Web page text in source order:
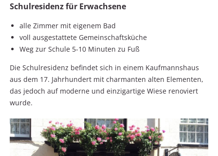
Schulresidenz für Erwachsene
alle Zimmer mit eigenem Bad
voll ausgestattete Gemeinschaftsküche
Weg zur Schule 5-10 Minuten zu Fuß
Die Schulresidenz befindet sich in einem Kaufmannshaus
aus dem 17. Jahrhundert mit charmanten alten Elementen,
das jedoch auf moderne und einzigartige Wiese renoviert
wurde.